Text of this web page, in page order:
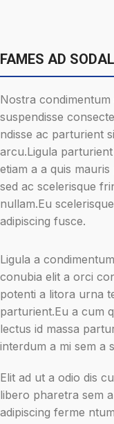
FAMES AD
Nostra condimentum
suspendisse
ndisse ac parturient
arcu.Ligula
etiam a a quis
sed ac scelerisque
nullam.Eu
adipiscing fusce.
Ligula a
conubia elit a orci
potenti a litora urna
parturient.Eu a cum
lectus id massa
interdum a mi sem a
Elit ad ut a odio dis
libero pharetra sem
adipiscing ferme